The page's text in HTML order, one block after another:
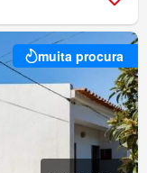
muita procura